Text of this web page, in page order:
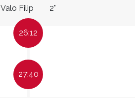
Valo Filip 2"
26:12
27:40